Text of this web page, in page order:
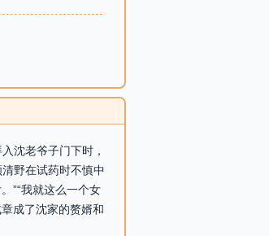
沈老爷子门下时，
野在试药时不慎中
”“我就这么一个女
成了沈家的赘婿和